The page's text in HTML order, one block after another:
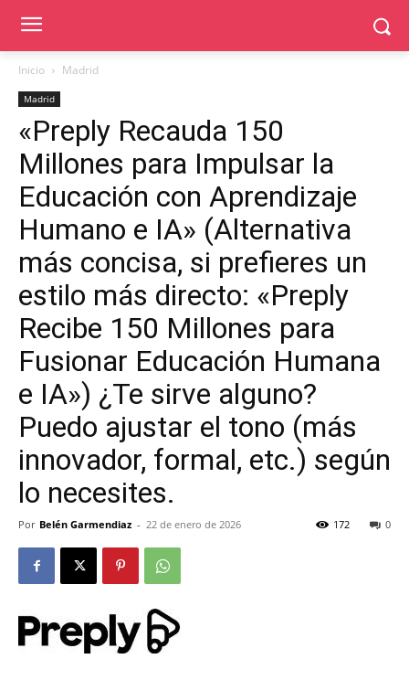
Inicio Madrid
Madrid
«Preply Recauda 150
Millones para Impulsar la
Educación con Aprendizaje
Humano e IA» (Alternativa
más concisa, si prefieres un
estilo más directo: «Preply
Recibe 150 Millones para
Fusionar Educación Humana
e IA») ¿Te sirve alguno?
Puedo ajustar el tono (más
innovador, formal, etc.) según
lo necesites.
Por Belén Garmendiaz - 22 de enero de 2026 0
172